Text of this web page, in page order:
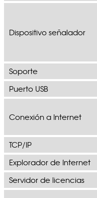
Dispositivo señalador
Soporte
Puerto USB
Conexión a Internet
TCP/IP
Explorador de Internet
Servidor de licencias